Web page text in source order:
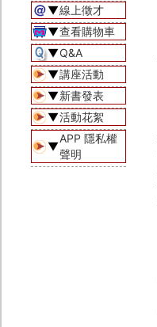
▼線上徵才
▼查看購物車
▼Q&A
▼講座活動
▼新書發表
▼活動花絮
▼
APP 隱私權
聲明